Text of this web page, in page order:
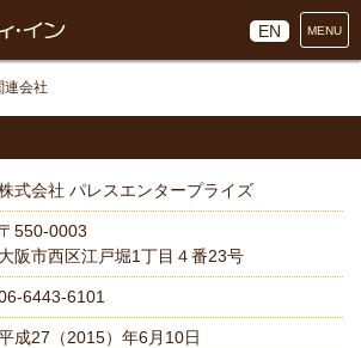
EN MENU
連会社
式会社 パレスエンタープライズ
〒550-0003
大阪市西区江戸堀1丁目４番23号
6443-6101
成27（2015）年6月10日